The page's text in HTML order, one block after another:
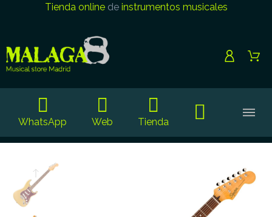
Tienda onlinede instrumentos musicales
WhatsApp Web Tienda